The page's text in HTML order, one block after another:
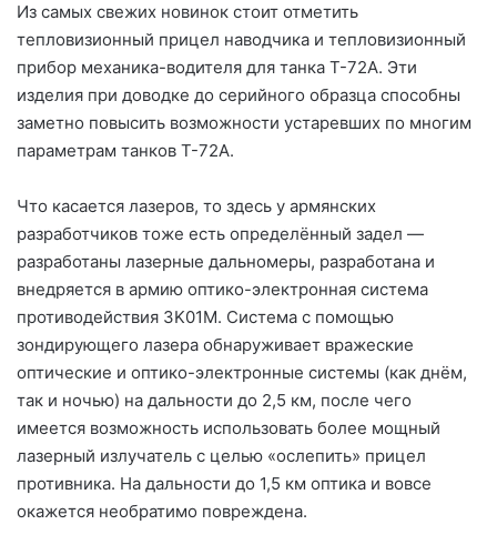
Из самых свежих новинок стоит отметить
тепловизионный прицел наводчика и тепловизионный
прибор механика-водителя для танка Т-72А. Эти
изделия при доводке до серийного образца способны
заметно повысить возможности устаревших по многим
параметрам танков Т-72А.
Что касается лазеров, то здесь у армянских
разработчиков тоже есть определённый задел —
разработаны лазерные дальномеры, разработана и
внедряется в армию оптико-электронная система
противодействия 3K01M. Система с помощью
зондирующего лазера обнаруживает вражеские
оптические и оптико-электронные системы (как днём,
так и ночью) на дальности до 2,5 км, после чего
имеется возможность использовать более мощный
лазерный излучатель с целью «ослепить» прицел
противника. На дальности до 1,5 км оптика и вовсе
окажется необратимо повреждена.